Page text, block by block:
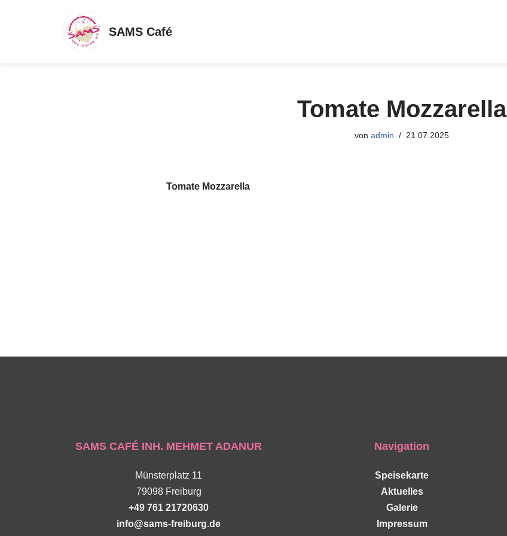
SAMS Café
Tomate Mozzarella
von admin 21.07.2025
Tomate Mozzarella
SAMS CAFÉ INH. MEHMET ADANUR
Münsterplatz 11
79098 Freiburg
+49 761 21720630
info@sams-freiburg.de
Navigation
Speisekarte
Aktuelles
Galerie
Impressum